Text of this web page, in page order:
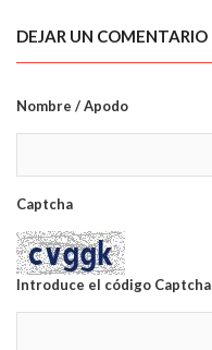
DEJAR UN COMENTARIO
Nombre / Apodo
Captcha
Introduce el código Captcha